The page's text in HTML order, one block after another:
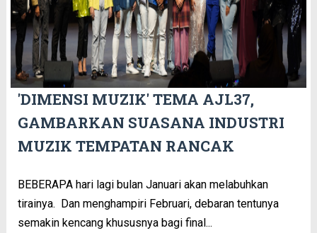
'DIMENSI MUZIK' TEMA AJL37,
GAMBARKAN SUASANA INDUSTRI
MUZIK TEMPATAN RANCAK
BEBERAPA hari lagi bulan Januari akan melabuhkan
tirainya. Dan menghampiri Februari, debaran tentunya
semakin kencang khususnya bagi final...